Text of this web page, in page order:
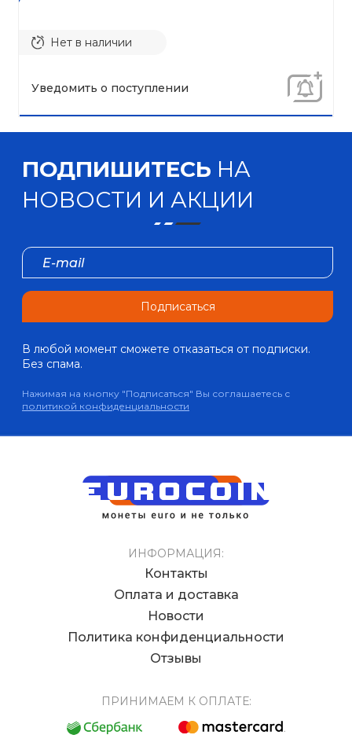
Нет в наличии
Уведомить о поступлении
ПОДПИШИТЕСЬ НА
НОВОСТИ И АКЦИИ
Подписаться
В любой момент сможете отказаться от подписки.
Без спама.
Нажимая на кнопку "Подписаться" Вы соглашаетесь с
политикой конфиденциальности
ИНФОРМАЦИЯ:
Контакты
Оплата и доставка
Новости
Политика конфиденциальности
Отзывы
ПРИНИМАЕМ К ОПЛАТЕ: